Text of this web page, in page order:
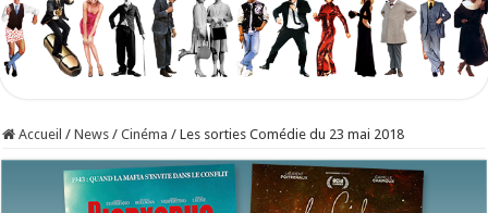
Accueil / News / Cinéma / Les sorties Comédie du 23 mai 2018